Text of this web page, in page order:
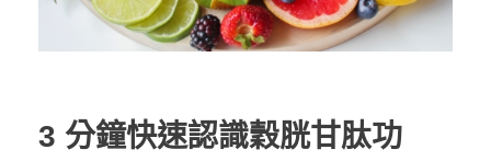
3 分鐘快速認識穀胱甘肽功